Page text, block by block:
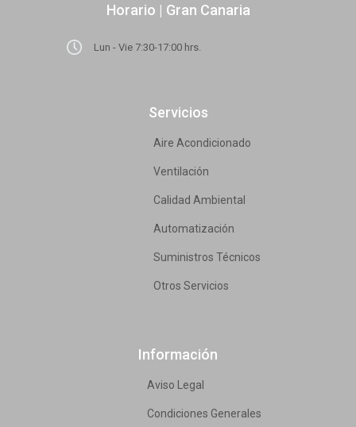
Horario | Gran Canaria
Lun - Vie 7:30-17:00 hrs.
Servicios
Aire Acondicionado
Ventilación
Calidad Ambiental
Automatización
Suministros Técnicos
Otros Servicios
Información
Aviso Legal
Condiciones Generales